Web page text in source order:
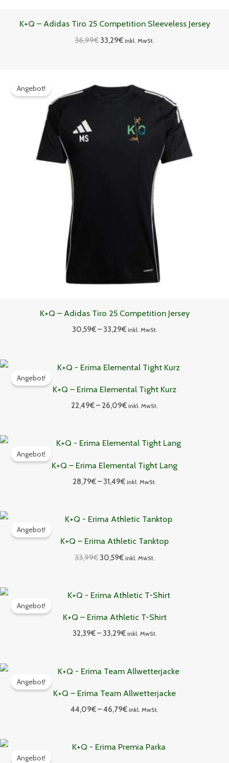
K+Q – Adidas Tiro 25 Competition Sleeveless Jersey
36,99€ 33,29€ inkl. MwSt.
Angebot!
K+Q – Adidas Tiro 25 Competition Jersey
30,59€– 33,29€
30,59€
inkl. MwSt.
Angebot!
K+Q – Erima Elemental Tight Kurz
22,49€– 26,09€
Preisspanne:
22,49€
26,09€
inkl. MwSt.
Angebot!
K+Q – Erima Elemental Tight Lang
28,79€– 31,49€
Preisspanne:
31,49€
inkl. MwSt.
Angebot!
K+Q – Erima Athletic Tanktop
33,99€
Ursprünglicher
Preis
33,99€
30,59€
Aktueller
Preis
30,59€.
inkl. MwSt.
Angebot!
K+Q – Erima Athletic T-Shirt
32,39€– 33,29€
Preisspanne:
32,39€
33,29€
inkl. MwSt.
Angebot!
K+Q – Erima Team Allwetterjacke
44,09€–46,79€
Preisspanne:
44,09€
46,79€
inkl. MwSt.
Angebot!
Ursprünglicher
Aktueller